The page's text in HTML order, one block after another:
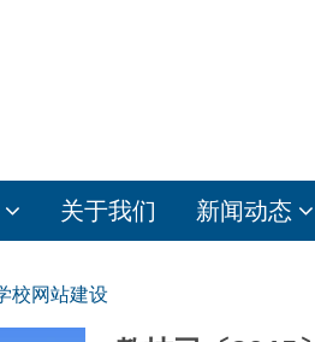
关于我们 新闻动态
校网站建设